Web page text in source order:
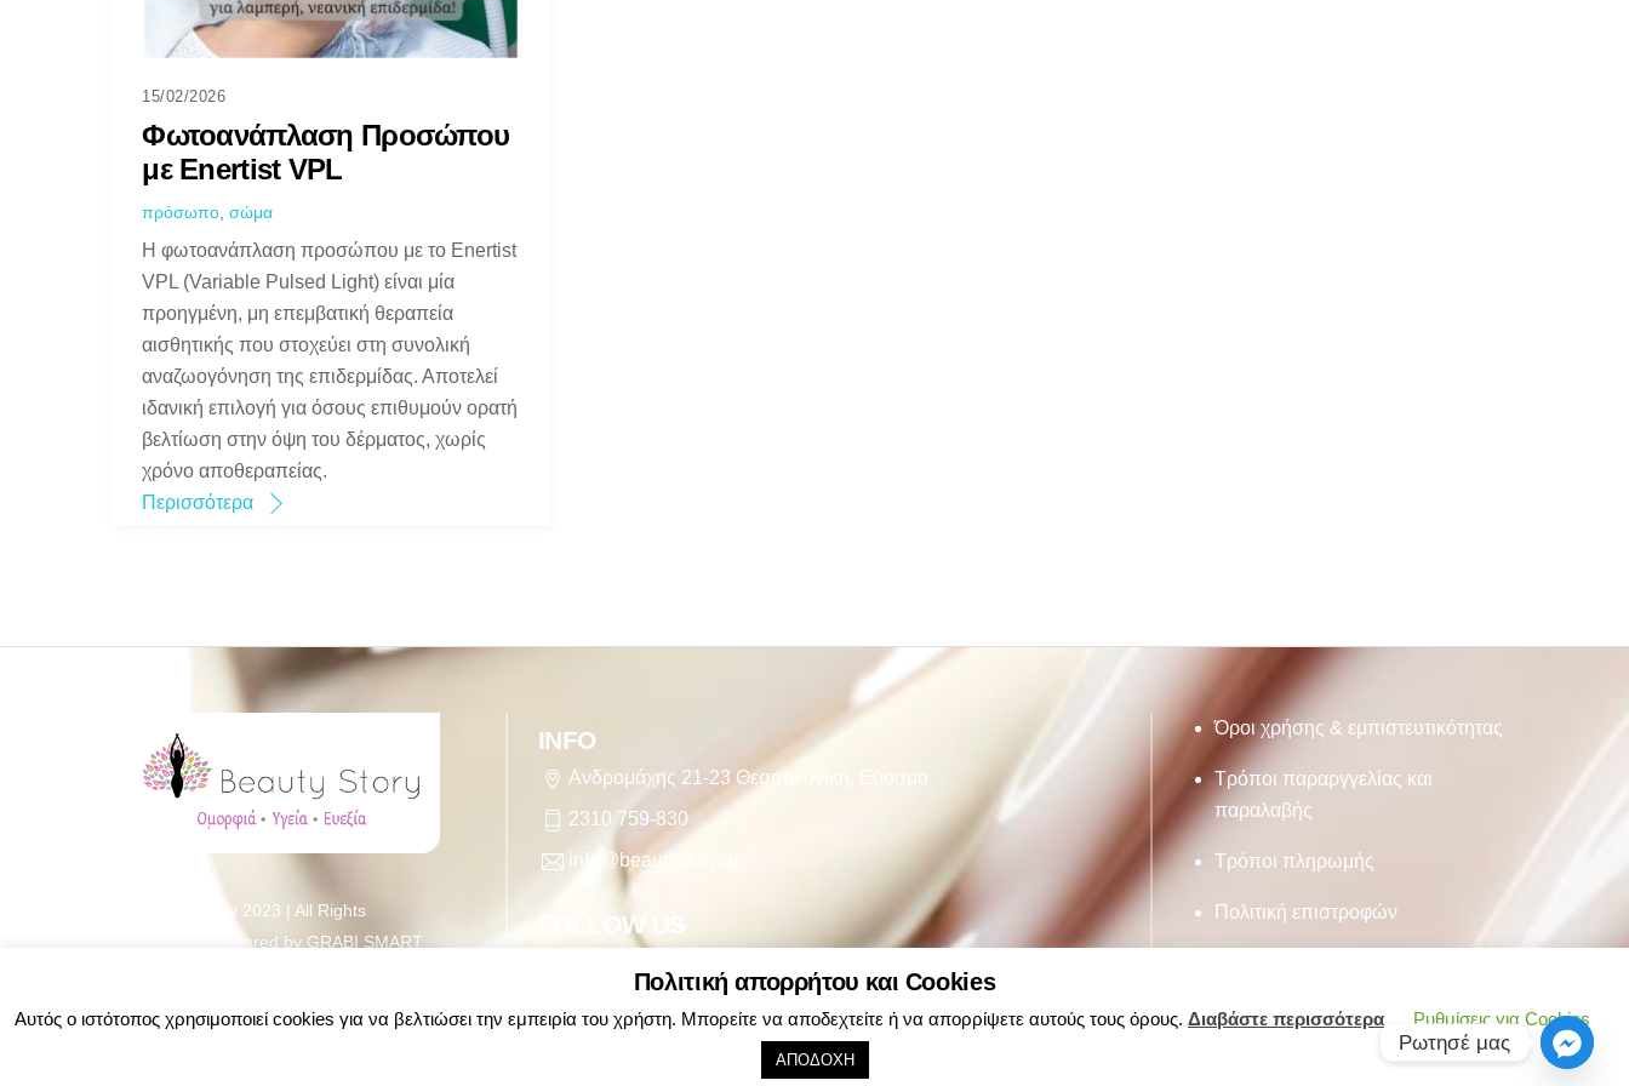
15/02/2026
Φωτοανάπλαση Προσώπου
με Enertist VPL
πρόσωπο ,σώμα
Η φωτοανάπλαση προσώπου με το Enertist
VPL (Variable Pulsed Light) είναι μία
προηγμένη, μη επεμβατική θεραπεία
αισθητικής που στοχεύει στη συνολική
αναζωογόνηση της επιδερμίδας. Αποτελεί
ιδανική επιλογή για όσους επιθυμούν ορατή
βελτίωση στην όψη του δέρματος, χωρίς
χρόνο αποθεραπείας.
Περισσότερα
© Beauty Story 2023 | All Rights
Reserved | Powered by GRABI SMART
INFO
Ανδρομάχης 21-23 Θεσσαλονίκη, Εύοσμο
2310 759-830
info@beautystory.gr
FOLLOW US
FacebookTwitter YouTube
Όροι χρήσης & εμπιστευτικότητας
Τρόποι παραργγελίας και
παραλαβής
Τρόποι πληρωμής
Πολιτική επιστροφών
Πολιτική απορρήτου και Cookies
Αυτός ο ιστότοπος χρησιμοποιεί cookies για να βελτιώσει την εμπειρία του χρήστη. Μπορείτε να αποδεχτείτε ή να απορρίψετε αυτούς τους όρους. Διαβάστε περισσότερα Ρυθμίσεις για Cookies
ΑΠΟΔΟΧΗ
Ρωτησέ μας